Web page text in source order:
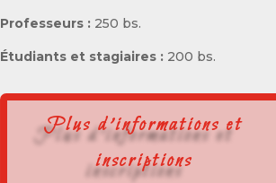
Professeurs : 250 bs.
Étudiants et stagiaires : 200 bs.
Plus d'informations et
inscriptions